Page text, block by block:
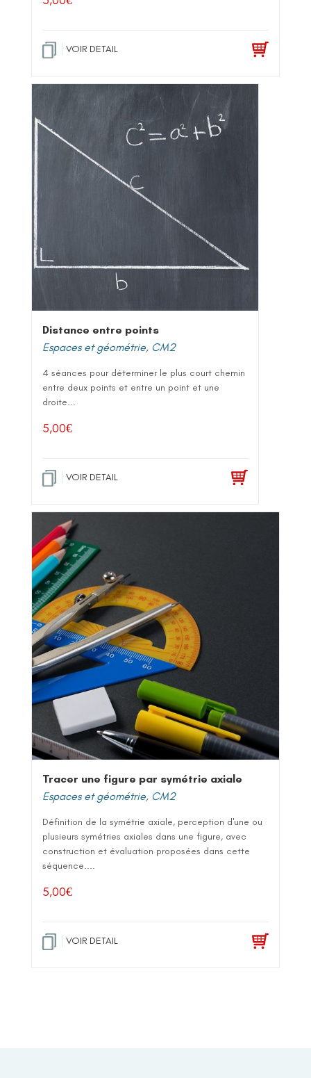
VOIR DETAIL
Distance entre points
Espaces et géométrie, CM2
4 séances pour déterminer le plus court chemin
entre deux points et entre un point et une
droite...
5,00€
VOIR DETAIL
Tracer une figure par symétrie axiale
Espaces et géométrie, CM2
Définition de la symétrie axiale, perception d'une ou
plusieurs symétries axiales dans une figure, avec
construction et évaluation proposées dans cette
séquence....
5,00€
VOIR DETAIL